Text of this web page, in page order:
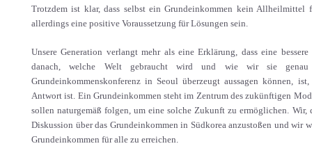
Trotzdem ist klar, dass selbst ein Grundeinkommen kein Allheilmittel
allerdings eine positive Voraussetzung für Lösungen sein.
Unsere Generation verlangt mehr als eine Erklärung, dass eine
danach, welche Welt gebraucht wird und wie wir sie
Grundeinkommenskonferenz in Seoul überzeugt aussagen können,
Antwort ist. Ein Grundeinkommen steht im Zentrum des zukünftigen
sollen naturgemäß folgen, um eine solche Zukunft zu ermöglichen.
Diskussion über das Grundeinkommen in Südkorea anzustoßen und wir
Grundeinkommen für alle zu erreichen.